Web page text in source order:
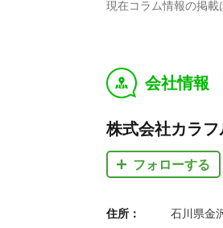
現在コラム情報の掲載
y 会社情報
株式会社カラ
フォローする
住所： 石川県金